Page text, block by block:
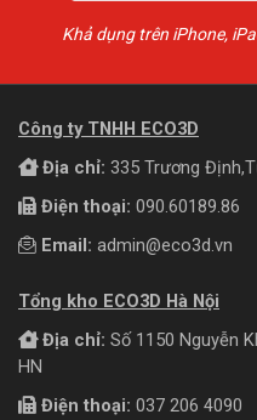
Khả dụng trên iPhone,
Công ty TNHH ECO3D
Địa chỉ: 335 Trương
Điện thoại: 090.60189.86
Email: admin@eco3d.vn
Tổng kho ECO3D Hà Nội
Địa chỉ: Số 1150 Nguyễn
HN
Điện thoại: 037 206 4090